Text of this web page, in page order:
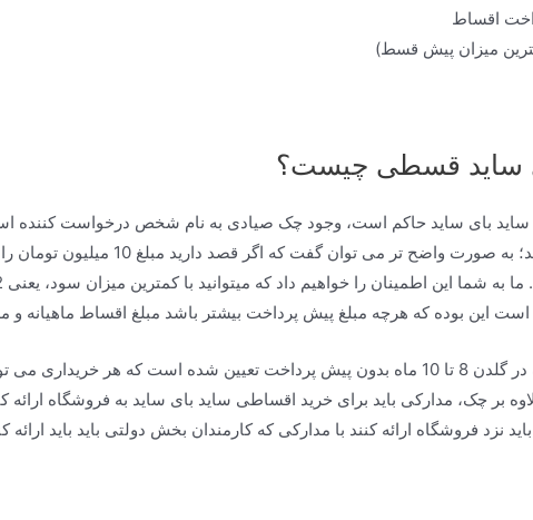
اقساط
میزان پیش قسط)
ساید قسطی چیست؟
بای ساید حاکم است، وجود چک صیادی به نام شخص درخواست کننده
این بوده که هرچه مبلغ پیش پرداخت بیشتر باشد مبلغ اقساط ماهیانه و
مدت زمان بازپرداخت اقساط ماهیانه در گلدن 8 تا 10 ماه بدون پیش پرداخت تعیین
بر چک، مدارکی باید برای خرید اقساطی ساید بای ساید به فروشگاه
فروشگاه ارائه کنند با مدارکی که کارمندان بخش دولتی باید باید ارائه